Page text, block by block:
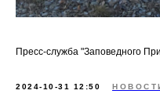
Пресс-служба "Заповедного
2024-10-31 12:50